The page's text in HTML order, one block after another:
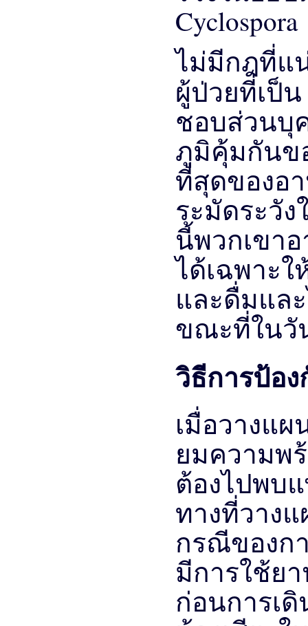
Cyclospora
ไม่มีกฎที่แ
ผู้ป่วยที่เป็
ชอบส่วนบุ
ภูมิคุ้มกันข
ที่สุดของอ
ระมัดระวั
นี้พวกเขา
ได้เฉพาะ
และดื่มแล
ขณะที่ในวั
วิธีการป้อ
เมื่อวางแ
ยมความพ
ต้องไปพบ
ทางที่วาง
กรณีของก
มีการใช้ย
ก่อนการเ